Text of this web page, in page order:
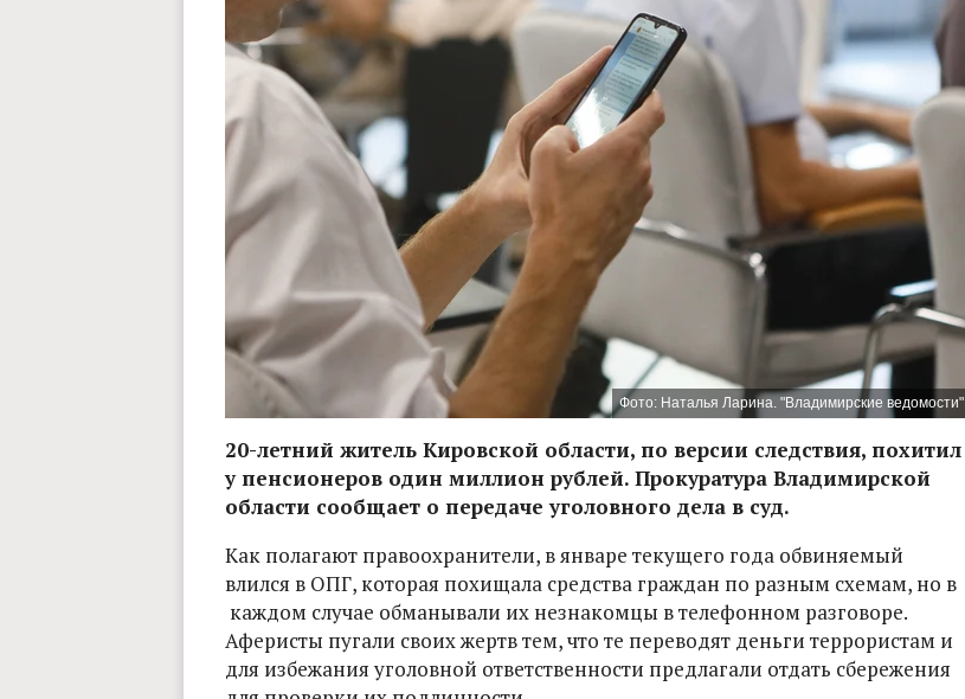
Фото: Наталья Ларина. "Владимирские ведомости"
20-летний житель Кировской области, по версии следствия, похитил
у пенсионеров один миллион рублей. Прокуратура Владимирской
области сообщает о передаче уголовного дела в суд.
Как полагают правоохранители, в январе текущего года обвиняемый
влился в ОПГ, которая похищала средства граждан по разным схемам, но в
каждом случае обманывали их незнакомцы в телефонном разговоре.
Аферисты пугали своих жертв тем, что те переводят деньги террористам и
для избежания уголовной ответственности предлагали отдать сбережения